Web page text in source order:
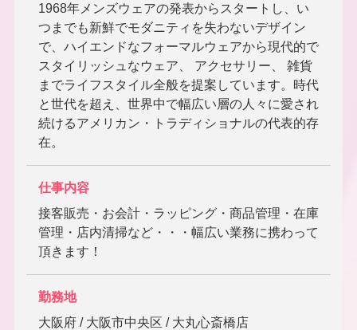
1968年メンズウェアの発表からスタートし、い
つまでも新鮮でモダニティを失わないデザイン
で、ハイエンドなフォーマルウェアから現代的で
スタイリッシュなウェア、 アクセサリー、 雑貨
までライフスタイル全般を提案しています。時代
と世代を超え、世界中で幅広い層の人々に愛され
続けるアメリカン・トラディショナルの代表的存
在。
仕事内容
接客販売・お会計・ラッピング・商品管理・在庫
管理・店内清掃など・・・幅広い業務に携わって
頂きます！
勤務地
大阪府 / 大阪市中央区 / 大丸心斎橋店